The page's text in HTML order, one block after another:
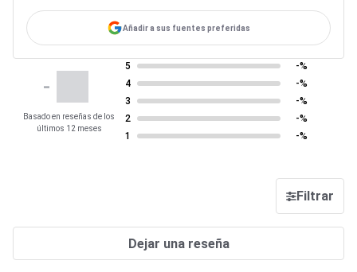
Añadir a sus fuentes preferidas
-
Basado en reseñas de los
últimos 12 meses
5
-%
4
-%
3
-%
2
-%
1
-%
Filtrar
Dejar una reseña